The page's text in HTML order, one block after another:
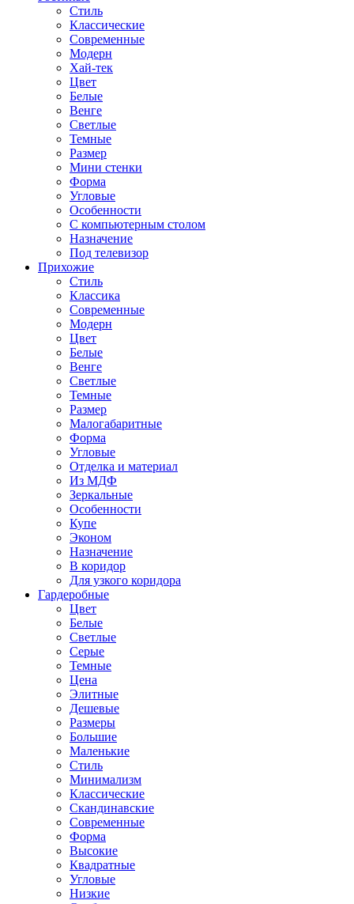
Стиль
Классические
Современные
Модерн
Хай-тек
Цвет
Белые
Венге
Светлые
Темные
Размер
Мини стенки
Форма
Угловые
Особенности
С компьютерным столом
Назначение
Под телевизор
Прихожие
Стиль
Классика
Современные
Модерн
Цвет
Белые
Венге
Светлые
Темные
Размер
Малогабаритные
Форма
Угловые
Отделка и материал
Из МДФ
Зеркальные
Особенности
Купе
Эконом
Назначение
В коридор
Для узкого коридора
Гардеробные
Цвет
Белые
Светлые
Серые
Темные
Цена
Элитные
Дешевые
Размеры
Большие
Маленькие
Стиль
Минимализм
Классические
Скандинавские
Современные
Форма
Высокие
Квадратные
Угловые
Низкие